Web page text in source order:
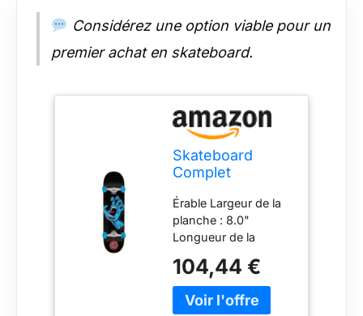
Considérez une option viable pour un
premier achat en skateboard.
Skateboard
Complet
8.0 x 31.25
Érable Largeur de la
planche : 8.0"
Longueur de la
monté
104,44 €